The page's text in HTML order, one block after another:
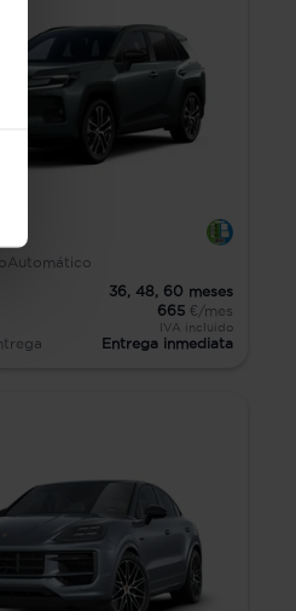
Automático
36, 48, 60 meses
665 €/mes
IVA incluido
Entrega inmediata